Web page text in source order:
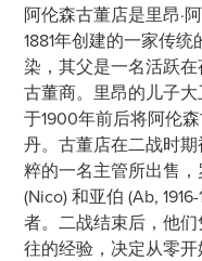
阿伦森古董店是里昂·
1881年创建的一家传
染，其父是一名活跃
古董商。里昂的儿子大
于1900年前后将阿伦
丹。古董店在二战时
粹的一名主管所出售
(Nico) 和亚伯 (Ab,
者。二战结束后，他
往的经验，决定从零开